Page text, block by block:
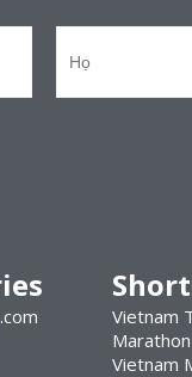
Vietnam
Marathon
Vietnam